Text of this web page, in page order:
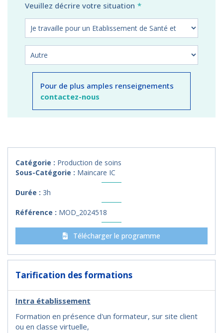
Veuillez décrire votre situation
Pour de plus amples renseignements
contactez-nous
Catégorie : Production de soins
Sous-Catégorie : Maincare IC
Durée : 3h
Référence : MOD_2024518
Télécharger le programme
Tarification des formations
Intra établissement
Formation en présence d'un formateur, sur site client
ou en classe virtuelle,